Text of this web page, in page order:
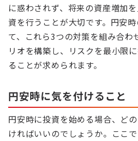
に惑わされず、将来の資産増加
資を行うことが大切です。円安
て、これら3つの対策を組み合わ
リオを構築し、リスクを最小限
ることが求められます。
円安時に気を付けること
円安時に投資を始める場合、ど
ければいいのでしょうか。ここ